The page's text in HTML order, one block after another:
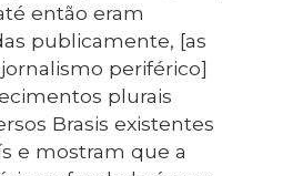
então eram
publicamente, [as
periférico]
plurais
Brasis existentes
e mostram que a